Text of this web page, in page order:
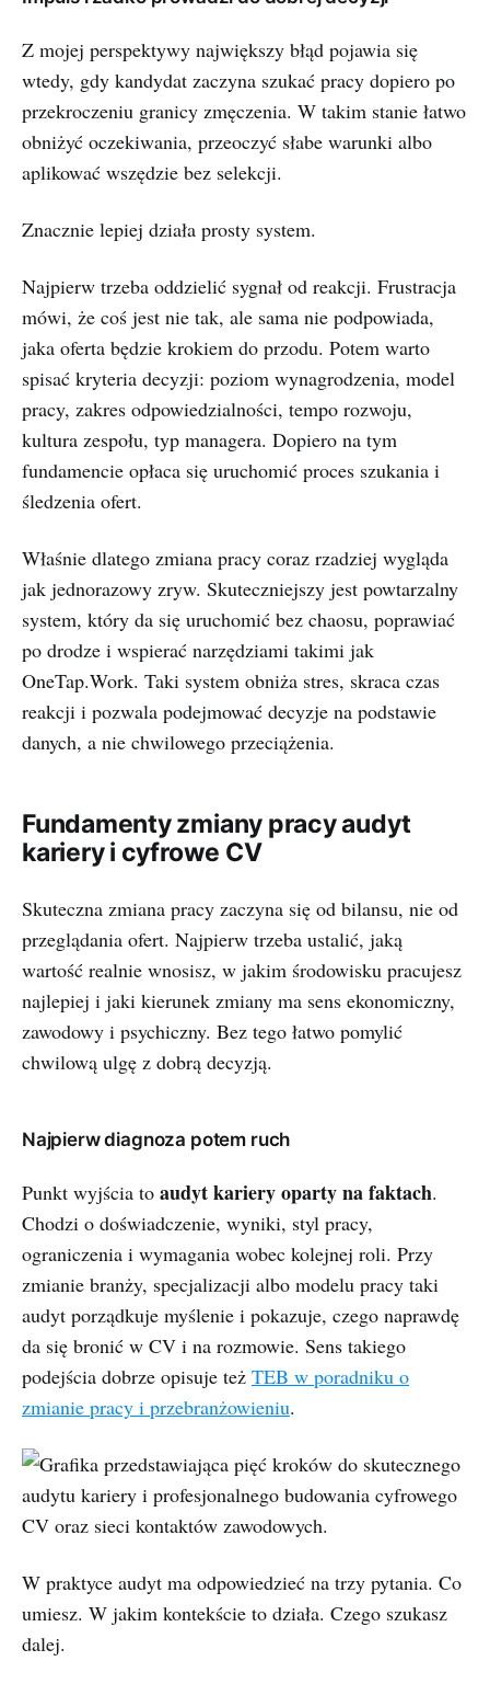
Z mojej perspektywy największy błąd pojawia się
wtedy, gdy kandydat zaczyna szukać pracy dopiero po
przekroczeniu granicy zmęczenia. W takim stanie łatwo
obniżyć oczekiwania, przeoczyć słabe warunki albo
aplikować wszędzie bez selekcji.
Znacznie lepiej działa prosty system.
Najpierw trzeba oddzielić sygnał od reakcji. Frustracja
mówi, że coś jest nie tak, ale sama nie podpowiada,
jaka oferta będzie krokiem do przodu. Potem warto
spisać kryteria decyzji: poziom wynagrodzenia, model
pracy, zakres odpowiedzialności, tempo rozwoju,
kultura zespołu, typ managera. Dopiero na tym
fundamencie opłaca się uruchomić proces szukania i
śledzenia ofert.
Właśnie dlatego zmiana pracy coraz rzadziej wygląda
jak jednorazowy zryw. Skuteczniejszy jest powtarzalny
system, który da się uruchomić bez chaosu, poprawiać
po drodze i wspierać narzędziami takimi jak
OneTap.Work. Taki system obniża stres, skraca czas
reakcji i pozwala podejmować decyzje na podstawie
danych, a nie chwilowego przeciążenia.
Fundamenty zmiany pracy audyt
kariery i cyfrowe CV
Skuteczna zmiana pracy zaczyna się od bilansu, nie od
przeglądania ofert. Najpierw trzeba ustalić, jaką
wartość realnie wnosisz, w jakim środowisku pracujesz
najlepiej i jaki kierunek zmiany ma sens ekonomiczny,
zawodowy i psychiczny. Bez tego łatwo pomylić
chwilową ulgę z dobrą decyzją.
Najpierw diagnoza potem ruch
Punkt wyjścia to audyt kariery oparty na faktach.
Chodzi o doświadczenie, wyniki, styl pracy,
ograniczenia i wymagania wobec kolejnej roli. Przy
zmianie branży, specjalizacji albo modelu pracy taki
audyt porządkuje myślenie i pokazuje, czego naprawdę
da się bronić w CV i na rozmowie. Sens takiego
podejścia dobrze opisuje też TEB w poradniku o
zmianie pracy i przebranżowieniu.
W praktyce audyt ma odpowiedzieć na trzy pytania. Co
umiesz. W jakim kontekście to działa. Czego szukasz
dalej.